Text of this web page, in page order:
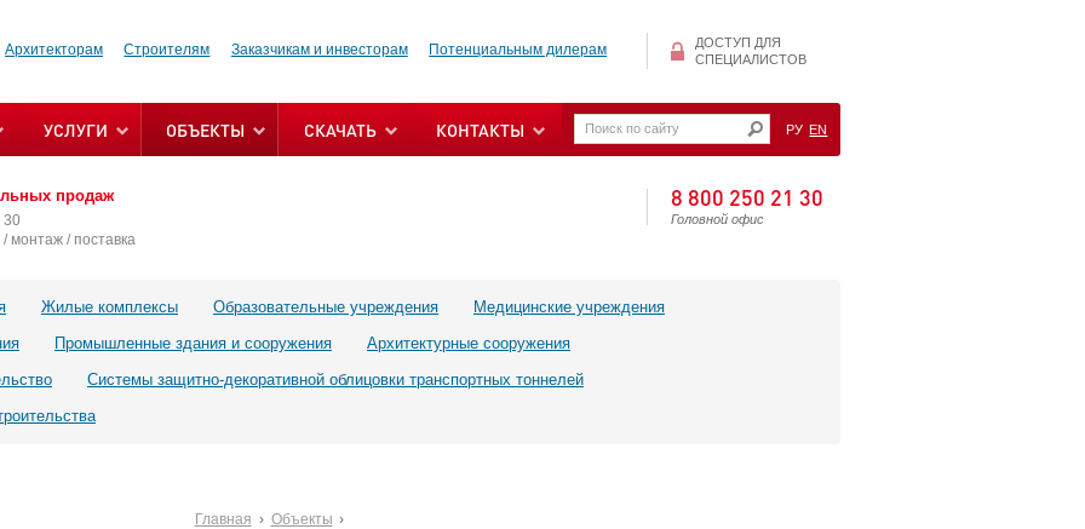
Архитекторам Строителям Заказчикам и инвесторам Потенциальным дилерам
ДОСТУП ДЛЯ
СПЕЦИАЛИСТОВ
УСЛУГИ ОБЪЕКТЫ СКАЧАТЬ КОНТАКТЫ РУ EN
продаж
30
монтаж / поставка
8 800 250 21 30
Головной офис
Жилые комплексы Образовательные учреждения
Медицинские учреждения
Промышленные здания и сооружения
Архитектурные сооружения
Системы защитно-декоративной облицовки транспортных тоннелей
Главная Объекты